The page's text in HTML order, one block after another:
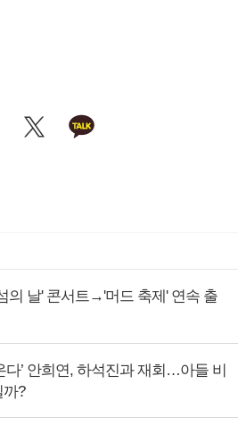
의 날' 콘서트→'머드 축제' 연속 출
다’ 안희연, 하석진과 재회…아들 비
까?